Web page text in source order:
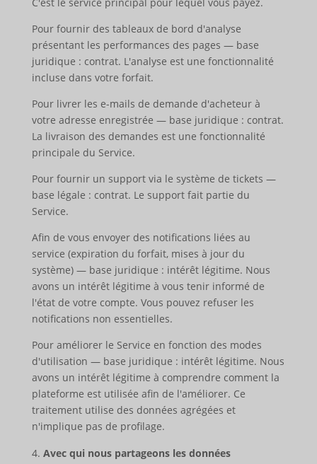
Pour fournir des tableaux de bord d'analyse
présentant les performances des pages — base
juridique : contrat. L'analyse est une fonctionnalité
incluse dans votre forfait.
Pour livrer les e-mails de demande d'acheteur à
votre adresse enregistrée — base juridique : contrat.
La livraison des demandes est une fonctionnalité
principale du Service.
Pour fournir un support via le système de tickets —
base légale : contrat. Le support fait partie du
Service.
Afin de vous envoyer des notifications liées au
service (expiration du forfait, mises à jour du
système) — base juridique : intérêt légitime. Nous
avons un intérêt légitime à vous tenir informé de
l'état de votre compte. Vous pouvez refuser les
notifications non essentielles.
Pour améliorer le Service en fonction des modes
d'utilisation — base juridique : intérêt légitime. Nous
avons un intérêt légitime à comprendre comment la
plateforme est utilisée afin de l'améliorer. Ce
traitement utilise des données agrégées et
n'implique pas de profilage.
Avec qui nous partageons les données